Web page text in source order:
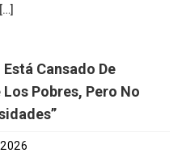
Cansado De
Pobres, Pero No